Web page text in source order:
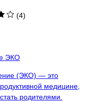
(4)
ЭКО
(ЭКО) — это
медицине,
родителями.